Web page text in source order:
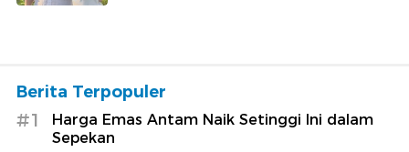
Berita Terpopuler
#1
Harga Emas Antam Naik Setinggi Ini dalam
Sepekan